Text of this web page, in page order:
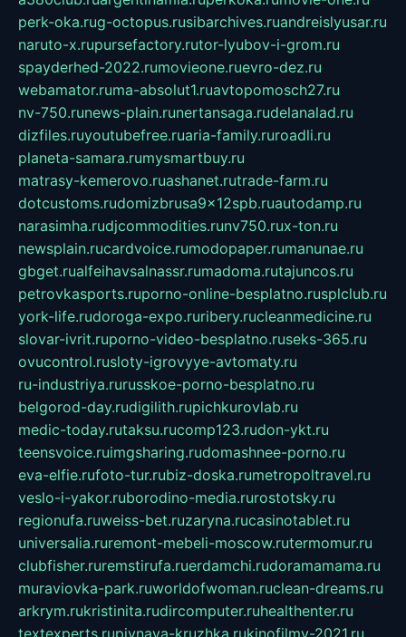
perk-oka.rug-octopus.rusibarchives.ruandreislyusar.ru
naruto-x.rupursefactory.rutor-lyubov-i-grom.ru
spayderhed-2022.rumovieone.ruevro-dez.ru
webamator.ruma-absolut1.ruavtopomosch27.ru
nv-750.runews-plain.runertansaga.rudelanalad.ru
dizfiles.ruyoutubefree.ruaria-family.ruroadli.ru
planeta-samara.rumysmartbuy.ru
matrasy-kemerovo.ruashanet.rutrade-farm.ru
dotcustoms.rudomizbrusa9x12spb.ruautodamp.ru
narasimha.rudjcommodities.runv750.rux-ton.ru
newsplain.rucardvoice.rumodopaper.rumanunae.ru
gbget.rualfeihavsalnassr.rumadoma.rutajuncos.ru
petrovkasports.ruporno-online-besplatno.rusplclub.ru
york-life.rudoroga-expo.ruribery.rucleanmedicine.ru
slovar-ivrit.ruporno-video-besplatno.ruseks-365.ru
ovucontrol.rusloty-igrovyye-avtomaty.ru
ru-industriya.rurusskoe-porno-besplatno.ru
belgorod-day.rudigilith.rupichkurovlab.ru
medic-today.rutaksu.rucomp123.rudon-ykt.ru
teensvoice.ruimgsharing.rudomashnee-porno.ru
eva-elfie.rufoto-tur.rubiz-doska.rumetropoltravel.ru
veslo-i-yakor.ruborodino-media.rurostotsky.ru
regionufa.ruweiss-bet.ruzaryna.rucasinotablet.ru
universalia.ruremont-mebeli-moscow.rutermomur.ru
clubfisher.ruremstirufa.ruerdamchi.rudoramamama.ru
muraviovka-park.ruworldofwoman.ruclean-dreams.ru
arkrym.rukristinita.rudircomputer.ruhealthenter.ru
textexperts.rupivnaya-kruzhka.rukinofilmy-2021.ru